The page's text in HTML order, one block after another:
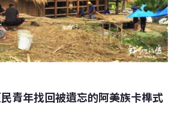
，後來還曾在屏東文化園區的案子獲
進藝術界。
青年找回被遺忘的阿美族卡榫式